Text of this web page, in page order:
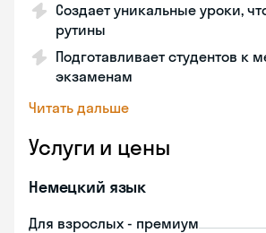
Создает уникальные уроки,
рутины
Подготавливает студентов к
экзаменам
Читать дальше
Услуги и цены
Немецкий язык
Для взрослых - премиум